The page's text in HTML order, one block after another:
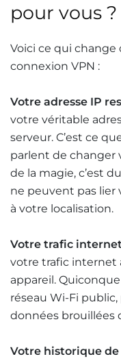
pour vous ?
Voici ce qui change
connexion VPN :
Votre adresse IP
votre véritable
serveur. C’est ce
parlent de changer
de la magie, c’est
ne peuvent pas lier
à votre localisation.
Votre trafic
votre trafic internet
appareil.
réseau Wi-Fi
données brouillées
Votre historique